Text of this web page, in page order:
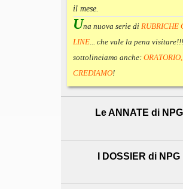
il mese.
Una nuova serie di RUBRICHE
LINE... che vale la pena
sottolineiamo anche:
CREDIAMO!
Le ANNATE di NPG
I DOSSIER di NPG